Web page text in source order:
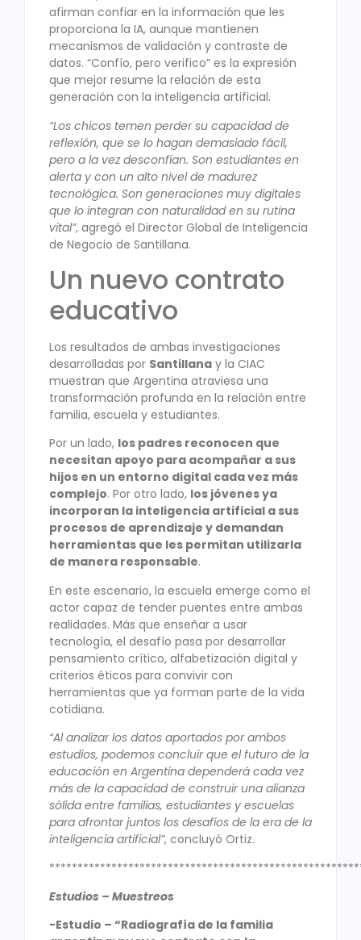
afirman confiar en la información que les
proporciona la IA, aunque mantienen
mecanismos de validación y contraste de
datos. “Confío, pero verifico” es la expresión
que mejor resume la relación de esta
generación con la inteligencia artificial.
“Los chicos temen perder su capacidad de
reflexión, que se lo hagan demasiado fácil,
pero a la vez desconfían. Son estudiantes en
alerta y con un alto nivel de madurez
tecnológica. Son generaciones muy digitales
que lo integran con naturalidad en su rutina
vital”, agregó el Director Global de Inteligencia
de Negocio de Santillana.
Un nuevo contrato
educativo
Los resultados de ambas investigaciones
desarrolladas por Santillana y la CIAC
muestran que Argentina atraviesa una
transformación profunda en la relación entre
familia, escuela y estudiantes.
Por un lado, los padres reconocen que
necesitan apoyo para acompañar a sus
hijos en un entorno digital cada vez más
complejo. Por otro lado, los jóvenes ya
incorporan la inteligencia artificial a sus
procesos de aprendizaje y demandan
herramientas que les permitan utilizarla
de manera responsable.
En este escenario, la escuela emerge como el
actor capaz de tender puentes entre ambas
realidades. Más que enseñar a usar
tecnología, el desafío pasa por desarrollar
pensamiento crítico, alfabetización digital y
criterios éticos para convivir con
herramientas que ya forman parte de la vida
cotidiana.
“Al analizar los datos aportados por ambos
estudios, podemos concluir que el futuro de la
educación en Argentina dependerá cada vez
más de la capacidad de construir una alianza
sólida entre familias, estudiantes y escuelas
para afrontar juntos los desafíos de la era de la
inteligencia artificial”, concluyó Ortiz.
Estudios – Muestreos
-Estudio – “Radiografía de la familia